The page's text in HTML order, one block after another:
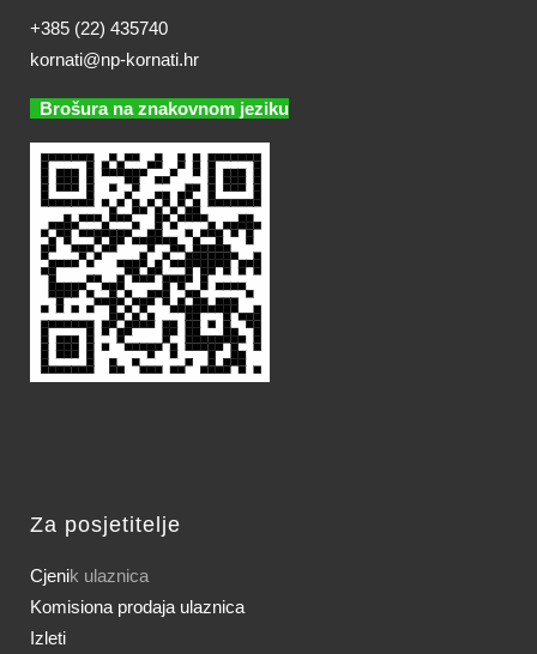
+385 (22) 435740
kornati@np-kornati.hr
Brošura na znakovnom jeziku
Za posjetitelje
Cjenik ulaznica
Komisiona prodaja ulaznica
Izleti